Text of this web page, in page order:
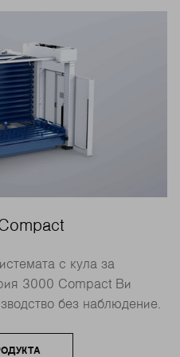
с кула за
3000 Compact Ви
без наблюдение.